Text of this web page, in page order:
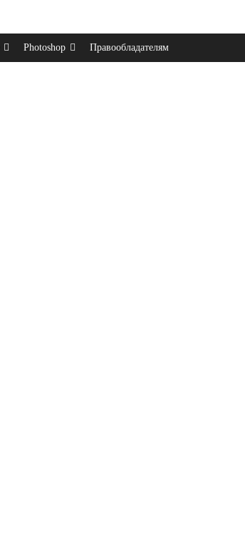
Photoshop Правообладателям